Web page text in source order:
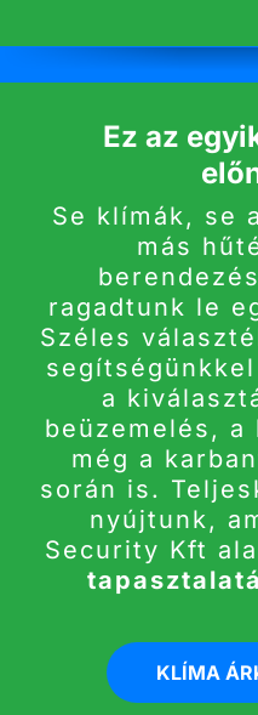
Ez az
Se klímák, se
más
ragadtunk le
Széles
a
beüzemelés, a
még a
során is.
nyújtunk,
Security Kft
KLÍMA